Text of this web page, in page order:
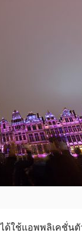
ด้ใช้แอพพลิเคชั่น